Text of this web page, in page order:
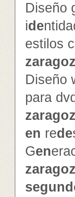
Diseño
ide
estilos
Diseño
para dvd
en rede
Gen